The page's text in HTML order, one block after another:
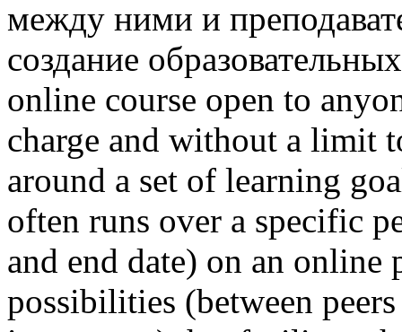
между ними и
создание
online course open to
charge and without a limit
around a set of learning
often runs over a specific
and end date) on an
possibilities (between